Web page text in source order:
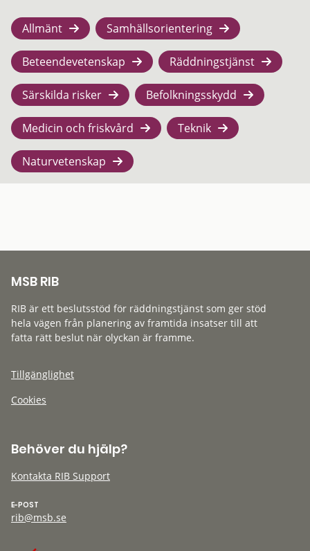
Allmänt Samhällsorientering
Beteendevetenskap Räddningstjänst
Särskilda risker Befolkningsskydd
Medicin och friskvård Teknik
Naturvetenskap
MSB RIB
RIB är ett beslutsstöd för räddningstjänst som ger stöd
hela vägen från planering av framtida insatser till att
fatta rätt beslut när olyckan är framme.
Tillgänglighet
Cookies
Behöver du hjälp?
Kontakta RIB Support
E-POST
rib@msb.se